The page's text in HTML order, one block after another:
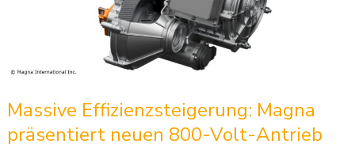
Massive Effizienzsteigerung: Magna
präsentiert neuen 800-Volt-Antrieb
Antrieb